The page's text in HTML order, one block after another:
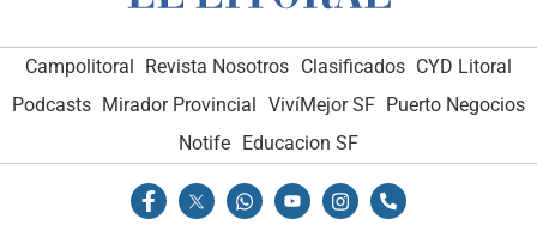
Campolitoral Revista Nosotros Clasificados CYD Litoral
Podcasts Mirador Provincial VivíMejor SF Puerto Negocios
Notife Educacion SF